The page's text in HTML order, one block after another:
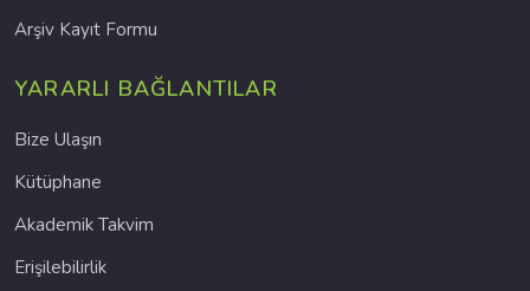
Arşiv Kayıt Formu
YARARLI BAĞLANTILAR
Bize Ulaşın
Kütüphane
Akademik Takvim
Erişilebilirlik